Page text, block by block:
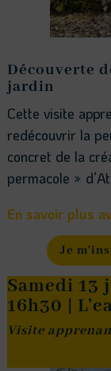
Découverte
jardin
Cette visite
redécouvrir la
concret de la
permacole »
En savoir plus
Je
Samedi 13
16h30 |
Visite